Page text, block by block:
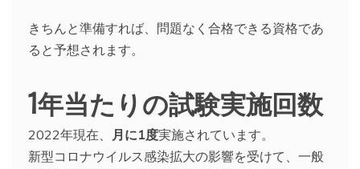
きちんと準備すれば、問題なく合格できる資格であ
ると予想されます。
1年当たりの試験実施回数
2022年現在、 月に1度実施されています。
新型コロナウイルス感染拡大の影響を受けて、一般